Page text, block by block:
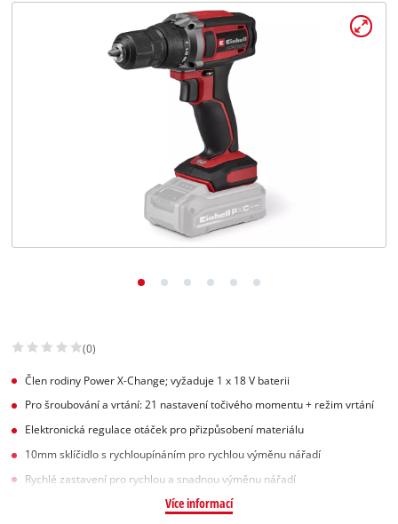
(0)
Člen rodiny Power X‑Change; vyžaduje 1 x 18 V baterii
Pro šroubování a vrtání: 21 nastavení točivého momentu + režim vrtání
Elektronická regulace otáček pro přizpůsobení materiálu
10mm sklíčidlo s rychloupínáním pro rychlou výměnu nářadí
Rychlé zastavení pro rychlou a snadnou výměnu nářadí
Více informací